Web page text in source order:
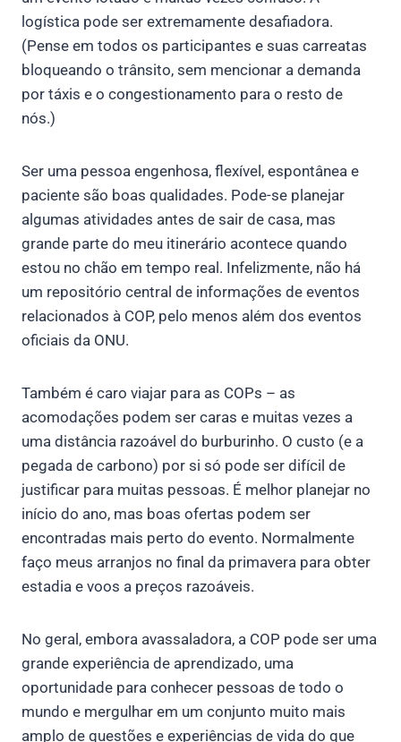
logística pode ser extremamente desafiadora.
(Pense em todos os participantes e suas carreatas
bloqueando o trânsito, sem mencionar a demanda
por táxis e o congestionamento para o resto de
nós.)
Ser uma pessoa engenhosa, flexível, espontânea e
paciente são boas qualidades. Pode-se planejar
algumas atividades antes de sair de casa, mas
grande parte do meu itinerário acontece quando
estou no chão em tempo real. Infelizmente, não há
um repositório central de informações de eventos
relacionados à COP, pelo menos além dos eventos
oficiais da ONU.
Também é caro viajar para as COPs – as
acomodações podem ser caras e muitas vezes a
uma distância razoável do burburinho. O custo (e a
pegada de carbono) por si só pode ser difícil de
justificar para muitas pessoas. É melhor planejar no
início do ano, mas boas ofertas podem ser
encontradas mais perto do evento. Normalmente
faço meus arranjos no final da primavera para obter
estadia e voos a preços razoáveis.
No geral, embora avassaladora, a COP pode ser uma
grande experiência de aprendizado, uma
oportunidade para conhecer pessoas de todo o
mundo e mergulhar em um conjunto muito mais
amplo de questões e experiências de vida do que